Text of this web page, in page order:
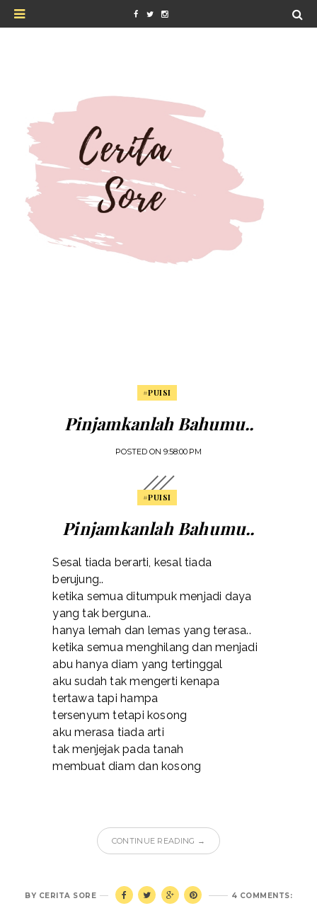
#PUISI
Pinjamkanlah Bahumu..
POSTED ON 9:58:00 PM
#PUISI
Pinjamkanlah Bahumu..
Sesal tiada berarti, kesal tiada
berujung..
ketika semua ditumpuk menjadi daya
yang tak berguna..
hanya lemah dan lemas yang terasa..
ketika semua menghilang dan menjadi
abu hanya diam yang tertinggal
aku sudah tak mengerti kenapa
tertawa tapi hampa
tersenyum tetapi kosong
aku merasa tiada arti
tak menjejak pada tanah
membuat diam dan kosong
CONTINUE READING →
4 COMMENTS:
BY CERITA SORE